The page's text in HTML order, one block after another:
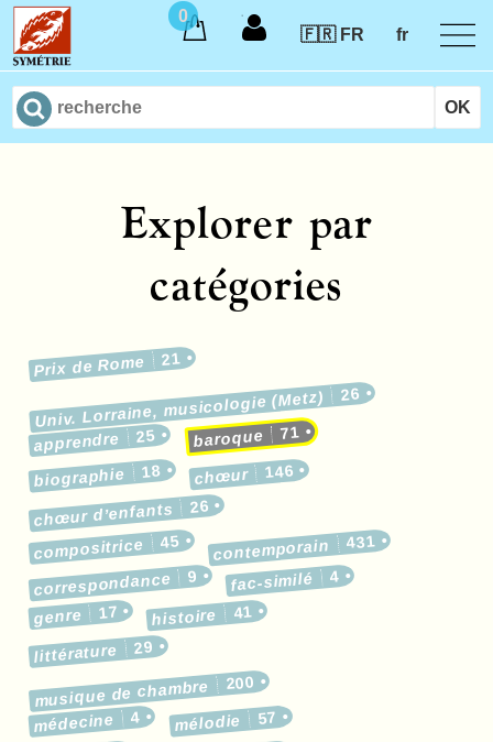
0
🇫🇷 FR
fr
Explorer par
catégories
Prix de Rome 21
Univ. Lorraine, musicologie (Metz) 26
apprendre 25 baroque 71
biographie 18 chœur 146
chœur d’enfants 26
compositrice 45 contemporain 431
correspondance 9 fac-similé 4
genre 17 histoire 41
littérature 29
musique de chambre 200
médecine 4 mélodie 57